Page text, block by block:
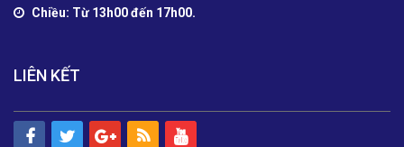
Chiều: Từ 13h00 đến 17h00.
LIÊN KẾT